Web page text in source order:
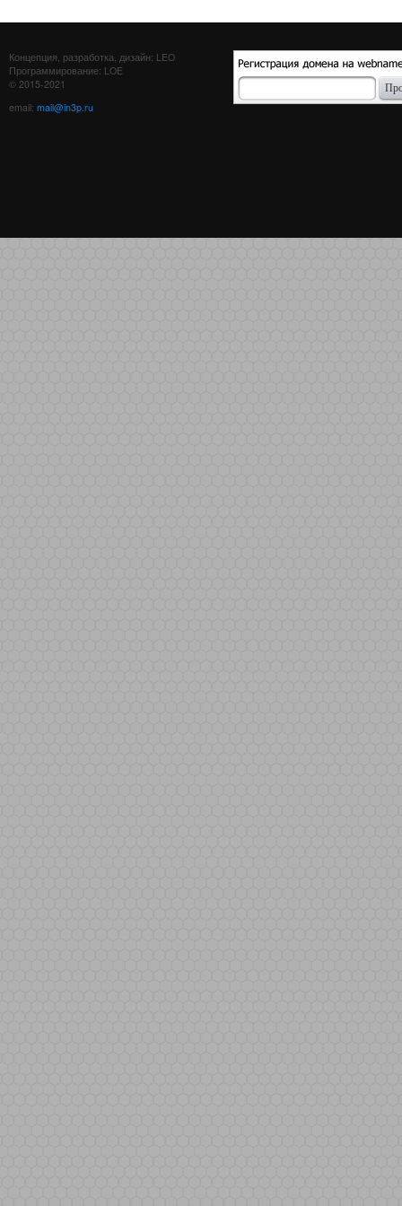
Концепция, разработка, дизайн: LEO
Программирование: LOE
© 2015-2021
email: mail@in3p.ru